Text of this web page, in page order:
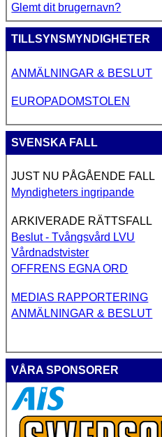
Glemt dit brugernavn?
TILLSYNSMYNDIGHETER
ANMÄLNINGAR & BESLUT
EUROPADOMSTOLEN
SVENSKA FALL
JUST NU PÅGÅENDE FALL
Myndigheters ingripande
ARKIVERADE RÄTTSFALL
Beslut - Tvångsvård LVU
Vårdnadstvister
OFFRENS EGNA ORD
MEDIAS RAPPORTERING
ANMÄLNINGAR & BESLUT
VÅRA SPONSORER